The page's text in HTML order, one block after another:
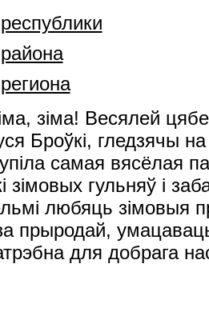
зіма! Весялей
Броўкі, гледзячы
самая вясёлая
зімовых гульняў і
любяць зімовыя
прыродай,
для добрага